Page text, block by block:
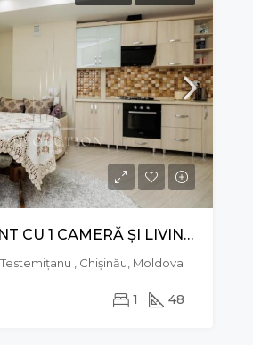
APARTAMENT CU 1 CAMERĂ ȘI LIVING, STR. NICOLAE TESTEMIȚANU, CENTRU
, Chișinău, Moldova
1 48